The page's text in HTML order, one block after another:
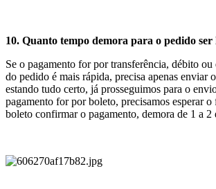
10. Quanto tempo demora para o pedido ser
Se o pagamento for por transferência, débito ou
do pedido é mais rápida, precisa apenas enviar
estando tudo certo, já prosseguimos para o
pagamento for por boleto, precisamos esperar
boleto confirmar o pagamento, demora de 1 a 2